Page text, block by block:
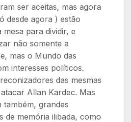
ser aceitas, mas agora
desde agora ) estão
mesa para dividir, e
não somente a
mas o Mundo das
interesses políticos.
das mesmas
Allan Kardec. Mas
também, grandes
de memória ilibada, como